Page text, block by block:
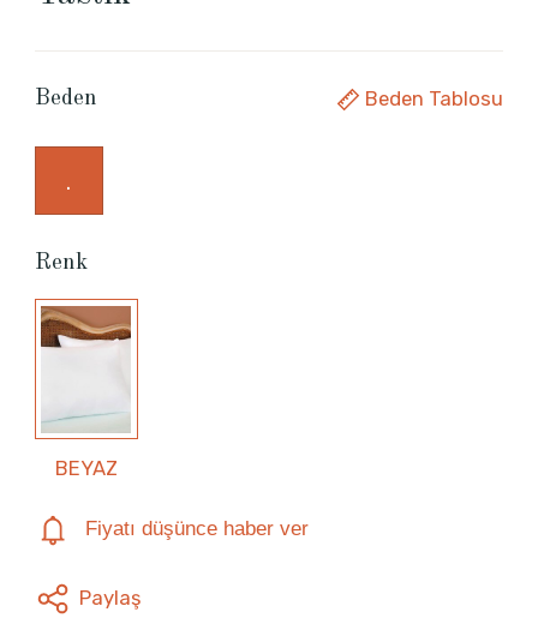
Beden Beden Tablosu
.
Renk
BEYAZ
Fiyatı düşünce haber ver
Paylaş